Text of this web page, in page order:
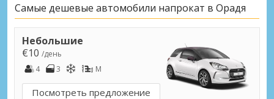
Самые дешевые автомобили напрокат в Орадя
Небольшие
€10 /день
4
3 M
Посмотреть предложение